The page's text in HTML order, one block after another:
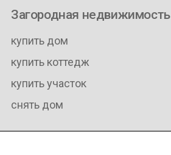
Загородная недвижимость
купить дом
купить коттедж
купить участок
снять дом